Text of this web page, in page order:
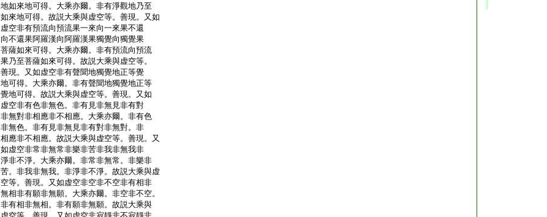
地如來地可得。大乘亦爾。非有淨觀地乃至
如來地可得。故説大乘與虚空等。善現。又如
虚空非有預流向預流果一來向一來果不還
向不還果阿羅漢向阿羅漢果獨覺向獨覺果
菩薩如來可得。大乘亦爾。非有預流向預流
果乃至菩薩如來可得。故説大乘與虚空等。
善現。又如虚空非有聲聞地獨覺地正等覺
地可得。大乘亦爾。非有聲聞地獨覺地正等
覺地可得。故説大乘與虚空等。善現。又如
虚空非有色非無色。非有見非無見非有對
非無對非相應非不相應。大乘亦爾。非有色
非無色。非有見非無見非有對非無對。非
相應非不相應。故説大乘與虚空等。善現。又
如虚空非常非無常非樂非苦非我非無我非
淨非不淨。大乘亦爾。非常非無常。非樂非
苦。非我非無我。非淨非不淨。故説大乘與虚
空等。善現。又如虚空非空非不空非有相非
無相非有願非無願。大乘亦爾。非空非不空。
非有相非無相。非有願非無願。故説大乘與